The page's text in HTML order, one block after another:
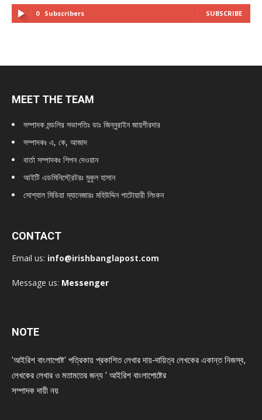
0 Subscribers SUBSCRIBE
MEET THE TEAM
সম্পাদক মন্ডলির সভাপতিঃ ডাঃ জিন্নুরাইন জায়গীরদার
সম্পাদকঃ এ, কে, আজাদ
বার্তা সম্পাদকঃ শিপন দেওয়ান
আইটি এডমিনিস্ট্রেটরঃ মুকুল হাসান
সোশ্যাল মিডিয়া ম্যানেজারঃ মহিউদ্দিন পাটোয়ারী লিংকন
CONTACT
Email us: info@irishbanglapost.com
Message us: Messenger
NOTE
'আইরিশ বাংলাপোষ্ট' পত্রিকায় প্রকাশিত লেখার দায়-দায়িত্ব লেখকের একান্ত নিজস্ব,
লেখকের লেখার ও মতামতের জন্য ' আইরিশ বাংলাপোষ্টের
সম্পাদক দায়ী নয়